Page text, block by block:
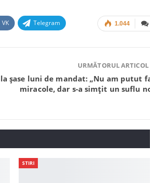
1.044
VK Telegram
URMĂTORUL ARTICOL
la șase luni de mandat: „Nu am putut
miracole, dar s-a simțit un suflu
STIRI